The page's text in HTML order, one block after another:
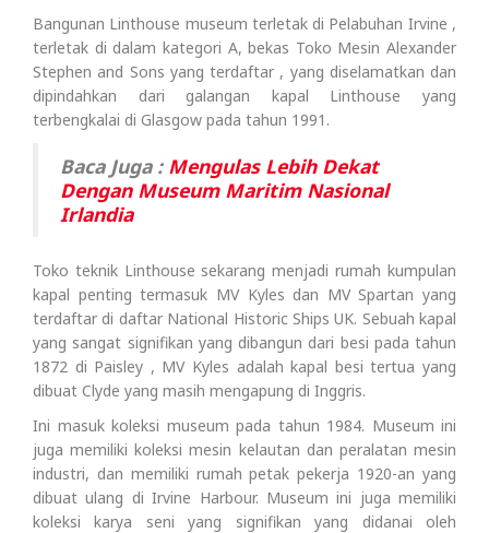
Bangunan Linthouse museum terletak di Pelabuhan Irvine ,
terletak di dalam kategori A, bekas Toko Mesin Alexander
Stephen and Sons yang terdaftar , yang diselamatkan dan
dipindahkan dari galangan kapal Linthouse yang
terbengkalai di Glasgow pada tahun 1991.
Baca Juga : Mengulas Lebih Dekat
Dengan Museum Maritim Nasional
Irlandia
Toko teknik Linthouse sekarang menjadi rumah kumpulan
kapal penting termasuk MV Kyles dan MV Spartan yang
terdaftar di daftar National Historic Ships UK. Sebuah kapal
yang sangat signifikan yang dibangun dari besi pada tahun
1872 di Paisley , MV Kyles adalah kapal besi tertua yang
dibuat Clyde yang masih mengapung di Inggris.
Ini masuk koleksi museum pada tahun 1984. Museum ini
juga memiliki koleksi mesin kelautan dan peralatan mesin
industri, dan memiliki rumah petak pekerja 1920-an yang
dibuat ulang di Irvine Harbour. Museum ini juga memiliki
koleksi karya seni yang signifikan yang didanai oleh